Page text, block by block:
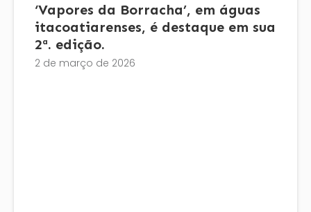
‘Vapores da Borracha’, em águas
itacoatiarenses, é destaque em sua
2ª. edição.
2 de março de 2026